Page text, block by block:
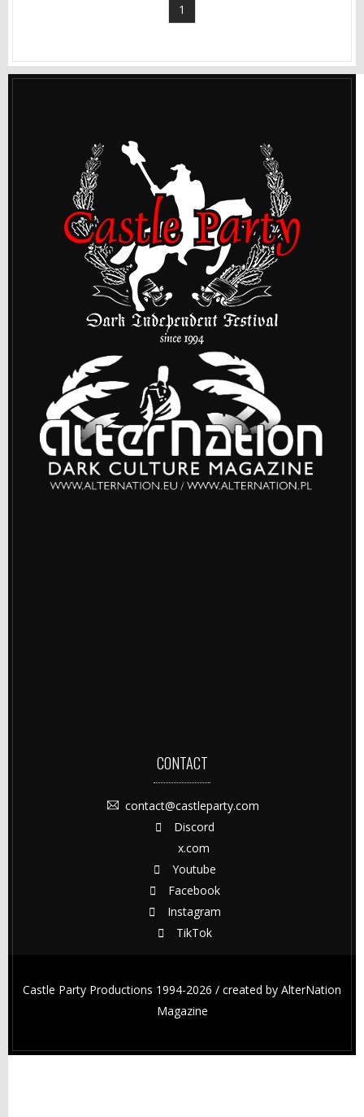
1
CONTACT
contact@castleparty.com
Discord
x.com
Youtube
Facebook
Instagram
TikTok
Castle Party Productions 1994-2026 / created by AlterNation
Magazine